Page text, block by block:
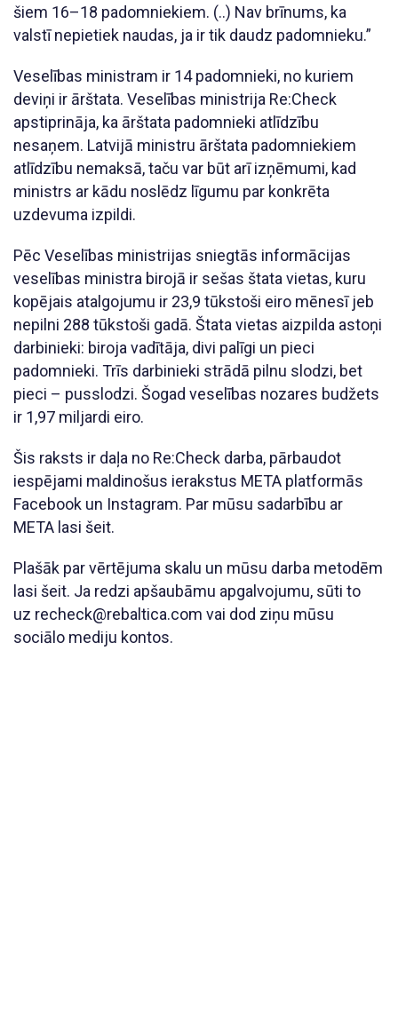
šiem 16–18 padomniekiem. (..) Nav brīnums, ka
valstī nepietiek naudas, ja ir tik daudz padomnieku.”
Veselības ministram ir 14 padomnieki, no kuriem
deviņi ir ārštata. Veselības ministrija Re:Check
apstiprināja, ka ārštata padomnieki atlīdzību
nesaņem. Latvijā ministru ārštata padomniekiem
atlīdzību nemaksā, taču var būt arī izņēmumi, kad
ministrs ar kādu noslēdz līgumu par konkrēta
uzdevuma izpildi.
Pēc Veselības ministrijas sniegtās informācijas
veselības ministra birojā ir sešas štata vietas, kuru
kopējais atalgojumu ir 23,9 tūkstoši eiro mēnesī jeb
nepilni 288 tūkstoši gadā. Štata vietas aizpilda astoņi
darbinieki: biroja vadītāja, divi palīgi un pieci
padomnieki. Trīs darbinieki strādā pilnu slodzi, bet
pieci – pusslodzi. Šogad veselības nozares budžets
ir 1,97 miljardi eiro.
Šis raksts ir daļa no Re:Check darba, pārbaudot
iespējami maldinošus ierakstus META platformās
Facebook un Instagram. Par mūsu sadarbību ar
META lasi šeit.
Plašāk par vērtējuma skalu un mūsu darba metodēm
lasi šeit. Ja redzi apšaubāmu apgalvojumu, sūti to
uz recheck@rebaltica.com vai dod ziņu mūsu
sociālo mediju kontos.